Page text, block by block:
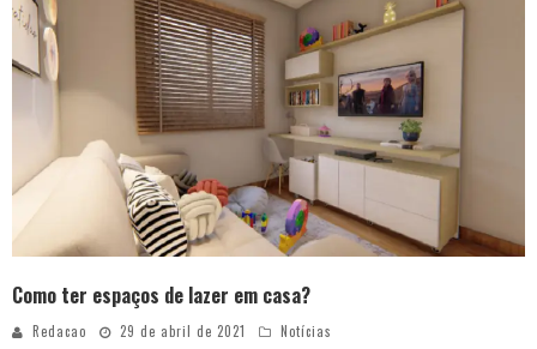
Como ter espaços de lazer em casa?
Redacao 29 de abril de 2021 Notícias